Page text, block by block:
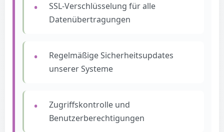
SSL-Verschlüsselung für alle
Datenübertragungen
Regelmäßige Sicherheitsupdates
unserer Systeme
Zugriffskontrolle und
Benutzerberechtigungen